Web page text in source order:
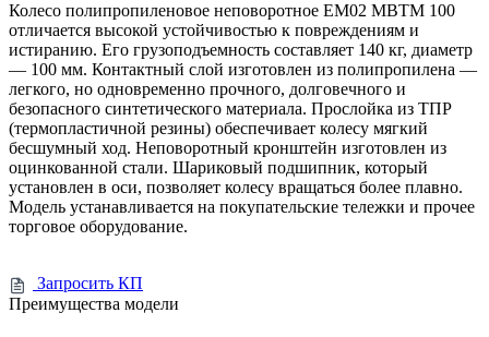
Колесо полипропиленовое неповоротное EM02 MBTM 100
отличается высокой устойчивостью к повреждениям и
истиранию. Его грузоподъемность составляет 140 кг, диаметр
— 100 мм. Контактный слой изготовлен из полипропилена —
легкого, но одновременно прочного, долговечного и
безопасного синтетического материала. Прослойка из ТПР
(термопластичной резины) обеспечивает колесу мягкий
бесшумный ход. Неповоротный кронштейн изготовлен из
оцинкованной стали. Шариковый подшипник, который
установлен в оси, позволяет колесу вращаться более плавно.
Модель устанавливается на покупательские тележки и прочее
торговое оборудование.
Запросить КП
Преимущества модели